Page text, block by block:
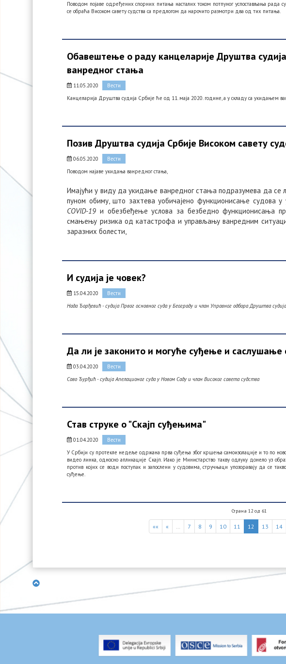
Поводом појаве одређених спорних питања насталих током потпуног успостављања рада
се обраћа Високом савету судства са предлогом да нарочито размотри два од тих питања.
Обавештење о раду канцеларије Друштва
ванредног стања
11.05.2020
Вести
Канцеларија Друштва судија Србије ће од 11. маја 2020. године, а у складу са укидањем
Позив Друштва судија Србије Високом савету
06.05.2020
Вести
Поводом најаве укидања ванредног стања,
Имајући у виду да укидање ванредног стања подразумева да се
пуном обиму, што захтева уобичајено функционисање судова
COVID-19 и обезбеђење услова за безбедно функционисања
смањењу ризика од катастрофа и управљању ванредним
заразних болести,
И судија је човек?
15.04.2020
Вести
Нада Ђорђевић - судија Првог основног суда у Београду и члан Управног одбора Друштва
Да ли је законито и могуће суђење и
03.04.2020
Вести
Саво Ђурђић - судија Апелационог суда у Новом Саду и члан Високог савета судства
Став струке о "Скајп суђењима"
01.04.2020
Вести
У Србији су протекле недеље одржана прва суђења због кршења самоизолације и то по
видео линка, односно апликације Скајп. Иако је Министарство такву одлуку донело уз
против којих се води поступак и запослени у судовима, стручњаци упозоравају да се
суђење.
Страна 12 од 61
«« « … 7 8 9 10 11 12 13 14